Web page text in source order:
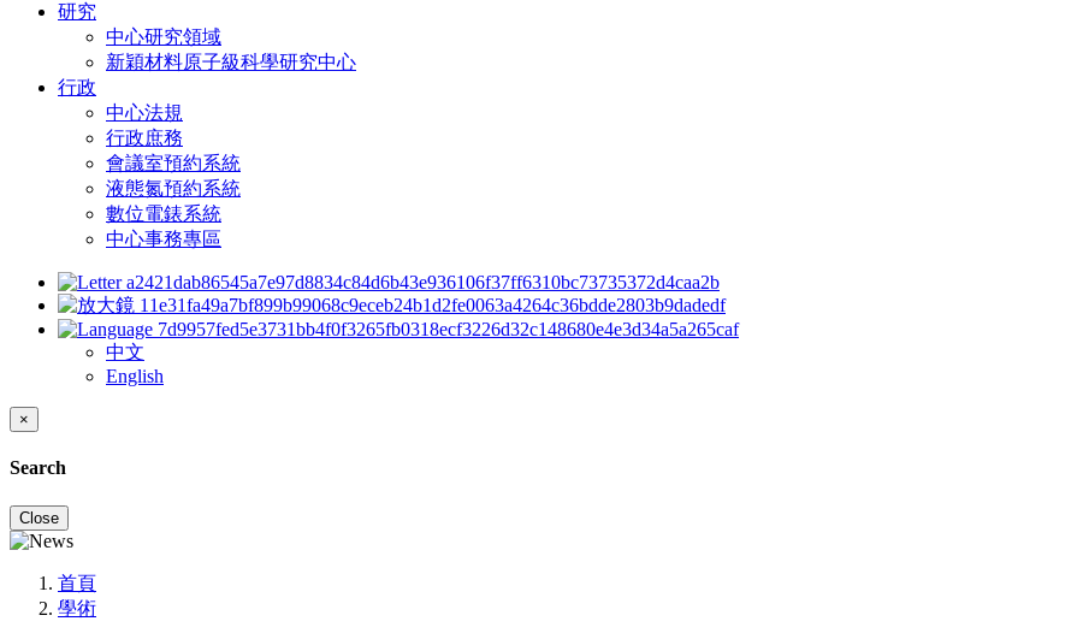
研究
中心研究領域
新穎材料原子級科學研究中心
行政
中心法規
行政庶務
會議室預約系統
液態氮預約系統
數位電錶系統
中心事務專區
中文
English
×
Search
Close
首頁
學術